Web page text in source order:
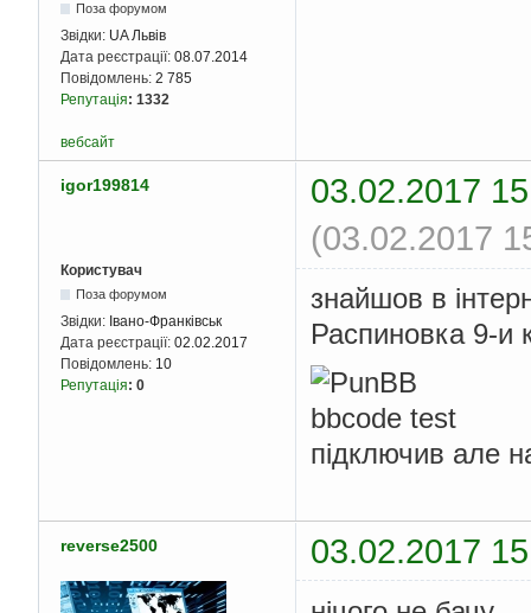
Поза форумом
Звідки: UA Львів
Дата реєстрації: 08.07.2014
Повідомлень: 2 785
Репутація: 1332
вебсайт
igor199814
03.02.2017
(03.02.2017
Користувач
Поза форумом
Звідки: Івано-Франківськ
Дата реєстрації: 02.02.2017
Повідомлень: 10
Репутація: 0
знайшов в
Распиновка 9-и
підключив але
reverse2500 03.02.2017